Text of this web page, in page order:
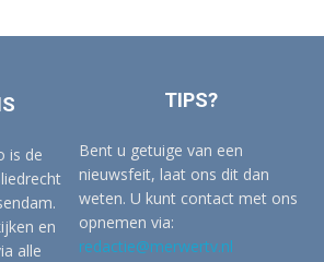
is de
en
alle
TIPS?
Bent u getuige van een
nieuwsfeit, laat ons dit dan
weten. U kunt contact met ons
opnemen via:
redactie@merwertv.nl